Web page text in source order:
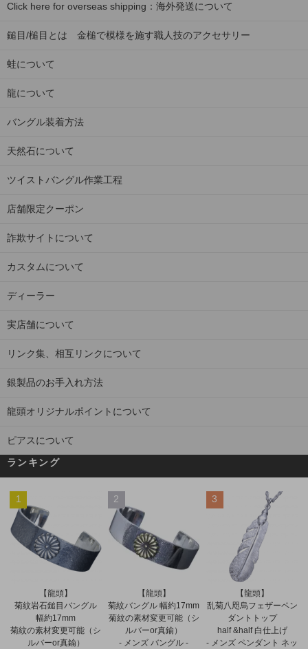
Click here for overseas shipping：海外発送について
鎚目/槌目とは 金槌で模様を施す職人技のアクセサリー
蛙について
龍について
バングル装着方法
天然石について
ツイストバングル作業工程
店舗限定クーポン
詐欺サイトについて
カスタムについて
ディーラー
実店舗について
リンク集、相互リンクについて
銀製品のお手入れ方法
龍頭オリジナルポイントについて
ピアスについて
ランキング
1
【龍頭】
菊紋岩石鎚目バングル
幅約17mm
菊紋の素材変更可能（シ
ルバーor真鍮）
2
【龍頭】
菊紋バングル 幅約17mm
菊紋の素材変更可能（シ
ルバーor真鍮）
- メンズ バングル -
3
【龍頭】
乱菊八咫烏フェザーペン
ダントトップ
half &half 白仕上げ
- メンズ ペンダント ネッ